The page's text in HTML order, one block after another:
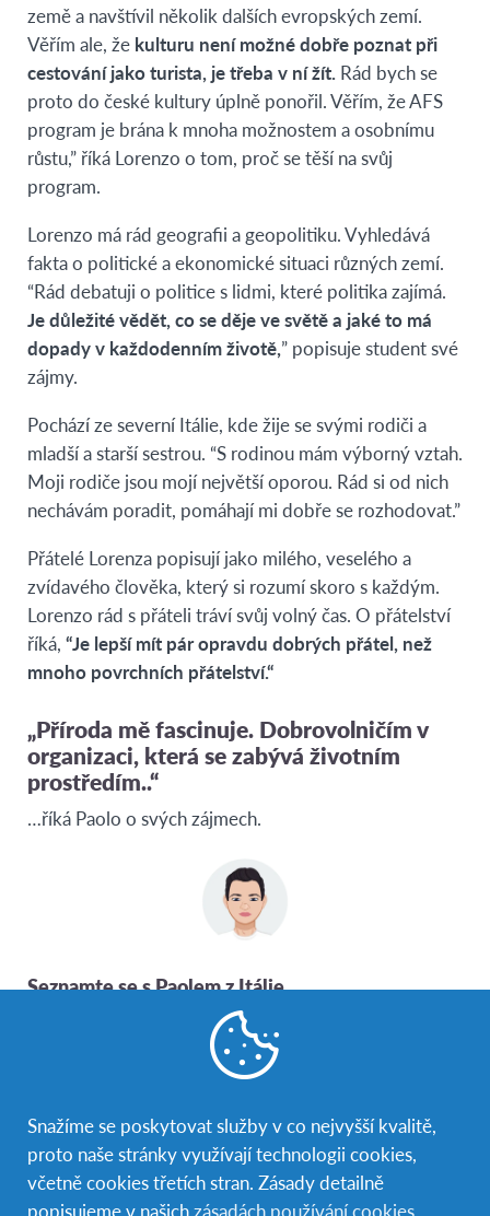
země a navštívil několik dalších evropských zemí.
Věřím ale, že kulturu není možné dobře poznat při
cestování jako turista, je třeba v ní žít. Rád bych se
proto do české kultury úplně ponořil. Věřím, že AFS
program je brána k mnoha možnostem a osobnímu
růstu,” říká Lorenzo o tom, proč se těší na svůj
program.
Lorenzo má rád geografii a geopolitiku. Vyhledává
fakta o politické a ekonomické situaci různých zemí.
“Rád debatuji o politice s lidmi, které politika zajímá.
Je důležité vědět, co se děje ve světě a jaké to má
dopady v každodenním životě,” popisuje student své
zájmy.
Pochází ze severní Itálie, kde žije se svými rodiči a
mladší a starší sestrou. “S rodinou mám výborný vztah.
Moji rodiče jsou mojí největší oporou. Rád si od nich
nechávám poradit, pomáhají mi dobře se rozhodovat.”
Přátelé Lorenza popisují jako milého, veselého a
zvídavého člověka, který si rozumí skoro s každým.
Lorenzo rád s přáteli tráví svůj volný čas. O přátelství
říká, “Je lepší mít pár opravdu dobrých přátel, než
mnoho povrchních přátelství.“
„Příroda mě fascinuje. Dobrovolničím v
organizaci, která se zabývá životním
prostředím..“
…říká Paolo o svých zájmech.
Seznamte se s Paolem z Itálie
Délka programu: tři měsíce
Chci se stát hostitelskou rodinou
Snažíme se poskytovat služby v co nejvyšší kvalitě,
proto naše stránky využívají technologii cookies,
včetně cookies třetích stran. Zásady detailně
popisujeme v našichzásadách používání cookies